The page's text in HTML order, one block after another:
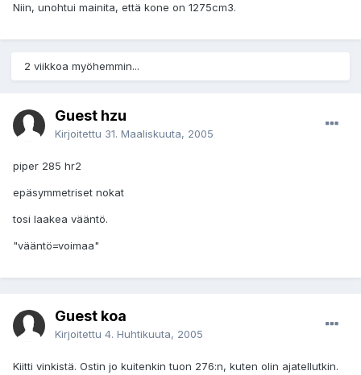
Niin, unohtui mainita, että kone on 1275cm3.
2 viikkoa myöhemmin...
Guest hzu
Kirjoitettu 31. Maaliskuuta, 2005
piper 285 hr2
epäsymmetriset nokat
tosi laakea vääntö.
"vääntö=voimaa"
Guest koa
Kirjoitettu 4. Huhtikuuta, 2005
Kiitti vinkistä. Ostin jo kuitenkin tuon 276:n, kuten olin ajatellutkin.